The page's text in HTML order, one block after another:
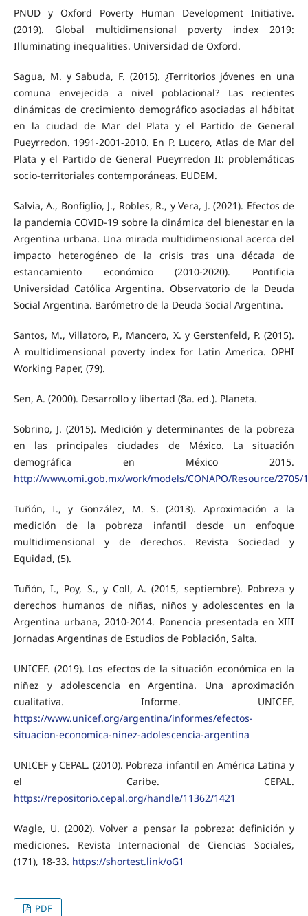
PNUD y Oxford Poverty Human Development Initiative.
(2019). Global multidimensional poverty index 2019:
Illuminating inequalities. Universidad de Oxford.
Sagua, M. y Sabuda, F. (2015). ¿Territorios jóvenes en una
comuna envejecida a nivel poblacional? Las recientes
dinámicas de crecimiento demográfico asociadas al hábitat
en la ciudad de Mar del Plata y el Partido de General
Pueyrredon. 1991-2001-2010. En P. Lucero, Atlas de Mar del
Plata y el Partido de General Pueyrredon II: problemáticas
socio-territoriales contemporáneas. EUDEM.
Salvia, A., Bonfiglio, J., Robles, R., y Vera, J. (2021). Efectos de
la pandemia COVID-19 sobre la dinámica del bienestar en la
Argentina urbana. Una mirada multidimensional acerca del
impacto heterogéneo de la crisis tras una década de
estancamiento económico (2010-2020). Pontificia
Universidad Católica Argentina. Observatorio de la Deuda
Social Argentina. Barómetro de la Deuda Social Argentina.
Santos, M., Villatoro, P., Mancero, X. y Gerstenfeld, P. (2015).
A multidimensional poverty index for Latin America. OPHI
Working Paper, (79).
Sen, A. (2000). Desarrollo y libertad (8a. ed.). Planeta.
Sobrino, J. (2015). Medición y determinantes de la pobreza
en las principales ciudades de México. La situación
demográfica en México 2015.
http://www.omi.gob.mx/work/models/CONAPO/Resource/
Tuñón, I., y González, M. S. (2013). Aproximación a la
medición de la pobreza infantil desde un enfoque
multidimensional y de derechos. Revista Sociedad y
Equidad, (5).
Tuñón, I., Poy, S., y Coll, A. (2015, septiembre). Pobreza y
derechos humanos de niñas, niños y adolescentes en la
Argentina urbana, 2010-2014. Ponencia presentada en XIII
Jornadas Argentinas de Estudios de Población, Salta.
UNICEF. (2019). Los efectos de la situación económica en la
niñez y adolescencia en Argentina. Una aproximación
cualitativa. Informe. UNICEF.
https://www.unicef.org/argentina/informes/efectos-
situacion-economica-ninez-adolescencia-argentina
UNICEF y CEPAL. (2010). Pobreza infantil en América Latina y
el Caribe. CEPAL.
https://repositorio.cepal.org/handle/11362/1421
Wagle, U. (2002). Volver a pensar la pobreza: definición y
mediciones. Revista Internacional de Ciencias Sociales,
(171), 18-33. https://shortest.link/oG1
PDF